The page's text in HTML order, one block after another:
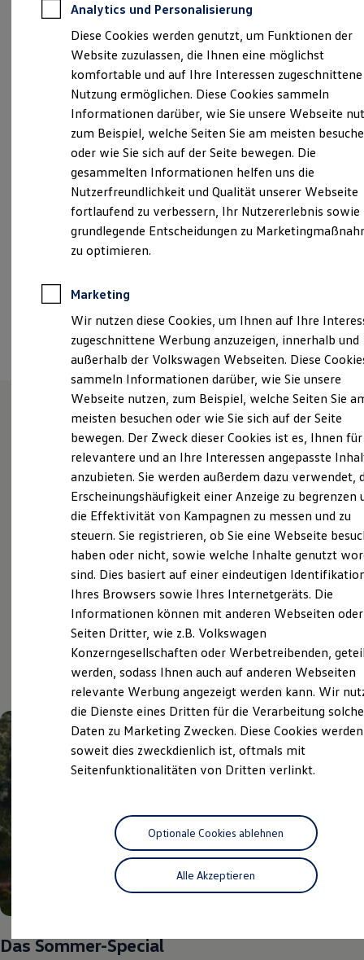
Für Gewerbekunden
Profi Paket
TopDeal
Gebrauchtwagen
ProfiPartner für Gebrauchtwagen
Zertifizierte Gebrauchtwagen
Finanzierung
Für Privatkunden
Für Gewerbekunden
Leasing
Für Privatkunden
Für Gewerbekunden
Versicherungen & Garantien
Garantien
Kfz-Versicherung für Nutzfahrzeuge
Restschuldversicherung
Wartungsverträge
Besitzer & Service
Sommer-Special
Reparatur, Pflege & Inspektion
Servicetermin anfragen
Service-Vorteile bei Volkswagen Nutzfahrzeuge
Economy Service
Räder & Reifen Service
Ersatzfahrzeuge
Notdienst und Pannenhilfe
Software, Konnektivität & Apps
California App
VW Connect für Ihren ID. Buzz
VW Connect für Ihren Transporter/Caravelle
VW Connect für Ihren Amarok
VW Connect für andere Modelle
Connect Pro
Fleet Interface Data
Multistop Pathfinder
Übersicht Software Updates
Hilfreiches für Besitzer
Fahrerassistenz- und Sicherheitssysteme
Kontrollleuchten
Kurzfahrprofile und Ölverdünnung
Batterieverordnung
XTL-Dieselkraftstoff
Ersatzteile und Betriebsflüssigkeiten
Original Zubehör und Lifestyle Produkte
myVolkswagen Business
Elektrisch & Autonom
Elektro - & Hybridfahrzeuge
Klimafreundlicher Strom
Ladezeitensimulator
Ladelösungen für Privatkunden
Ladelösungen für Gewerbekunden
Wallbox und Ladekabel
Bidirektionales Laden
Förderung & Kosten der Elektrofahrzeuge
Kostensimulator
Autonomes Fahren
Verantwortlich für die Inhalte auf dieser Seite ist die Autohaus
Thomas Kapinsky GmbH - Co. KG (Impressum & Rechtliches)
Blankenburger Straße 95, 13089 Berlin
+49 30 4789960
Montag-Freitag 07:00-18:00 Uhr
Termin vereinbaren
Unsere Leistungenim
Überblick
Service
Volkswagen Economy
Service
Aktuelle Highlights
und Angebote
Das Sommer-Special
Analytics und Personalisierung
Diese Cookies werden genutzt, um Funktionen der
Website zuzulassen, die Ihnen eine möglichst
komfortable und auf Ihre Interessen zugeschnittene
Nutzung ermöglichen. Diese Cookies sammeln
Informationen darüber, wie Sie unsere Webseite
zum Beispiel, welche Seiten Sie am meisten
oder wie Sie sich auf der Seite bewegen. Die
gesammelten Informationen helfen uns die
Nutzerfreundlichkeit und Qualität unserer Webseite
fortlaufend zu verbessern, Ihr Nutzererlebnis sowie
grundlegende Entscheidungen zu
zu optimieren.
Marketing
Wir nutzen diese Cookies, um Ihnen auf Ihre
zugeschnittene Werbung anzuzeigen, innerhalb und
außerhalb der Volkswagen Webseiten. Diese
sammeln Informationen darüber, wie Sie unsere
Webseite nutzen, zum Beispiel, welche Seiten Sie
meisten besuchen oder wie Sie sich auf der Seite
bewegen. Der Zweck dieser Cookies ist es, Ihnen für
relevantere und an Ihre Interessen angepasste
anzubieten. Sie werden außerdem dazu verwendet,
Erscheinungshäufigkeit einer Anzeige zu begrenzen
die Effektivität von Kampagnen zu messen und zu
steuern. Sie registrieren, ob Sie eine Webseite
haben oder nicht, sowie welche Inhalte genutzt
sind. Dies basiert auf einer eindeutigen
Ihres Browsers sowie Ihres Internetgeräts. Die
Informationen können mit anderen Webseiten oder
Seiten Dritter, wie z.B. Volkswagen
Konzerngesellschaften oder Werbetreibenden,
werden, sodass Ihnen auch auf anderen Webseiten
relevante Werbung angezeigt werden kann. Wir
die Dienste eines Dritten für die Verarbeitung
Daten zu Marketing Zwecken. Diese Cookies
soweit dies zweckdienlich ist, oftmals mit
Seitenfunktionalitäten von Dritten verlinkt.
Alle Akzeptieren
Optionale Cookies ablehnen